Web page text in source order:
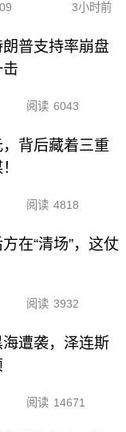
3小时前
普支持率崩盘
阅读 6043
背后藏着三重
阅读 4818
在“清场”，这仗
阅读 3932
遭袭，泽连斯
阅读 14671